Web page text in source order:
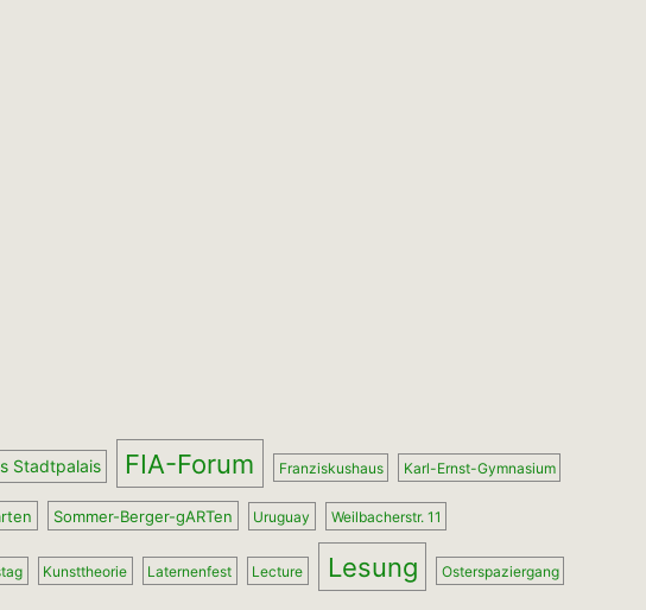
Stadtpalais FIA-Forum Franziskushaus Karl-Ernst-Gymnasium
Sommer-Berger-gARTen Uruguay Weilbacherstr. 11
Kunsttheorie Laternenfest Lecture Lesung Osterspaziergang